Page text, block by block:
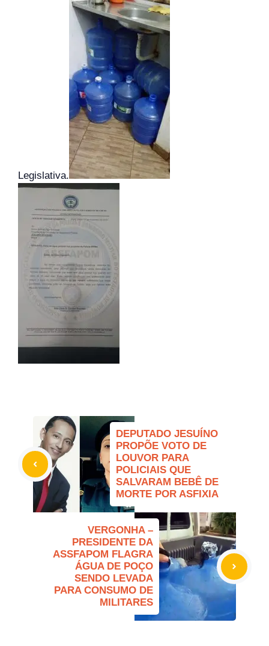
Legislativa.
DEPUTADO JESUÍNO
PROPÕE VOTO DE
LOUVOR PARA
POLICIAIS QUE
SALVARAM BEBÊ DE
MORTE POR ASFIXIA
VERGONHA –
PRESIDENTE DA
ASSFAPOM FLAGRA
ÁGUA DE POÇO
SENDO LEVADA
PARA CONSUMO DE
MILITARES